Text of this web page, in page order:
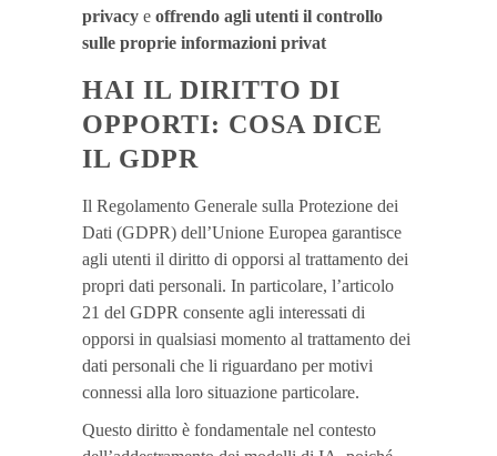
privacy e offrendo agli utenti il controllo
sulle proprie informazioni privat
HAI IL DIRITTO DI
OPPORTI: COSA DICE
IL GDPR
Il Regolamento Generale sulla Protezione dei
Dati (GDPR) dell’Unione Europea garantisce
agli utenti il diritto di opporsi al trattamento dei
propri dati personali. In particolare, l’articolo
21 del GDPR consente agli interessati di
opporsi in qualsiasi momento al trattamento dei
dati personali che li riguardano per motivi
connessi alla loro situazione particolare.
Questo diritto è fondamentale nel contesto